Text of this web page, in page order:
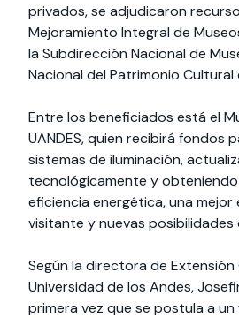
privados, se adjudicaron
Mejoramiento Integral de
la Subdirección Nacional de
Nacional del Patrimonio Cultural
Entre los beneficiados está el
UANDES, quien recibirá fondos
sistemas de iluminación,
tecnológicamente y
eficiencia energética, una mejor
visitante y nuevas posibilidades
Según la directora de Extensión
Universidad de los Andes,
primera vez que se postula a un